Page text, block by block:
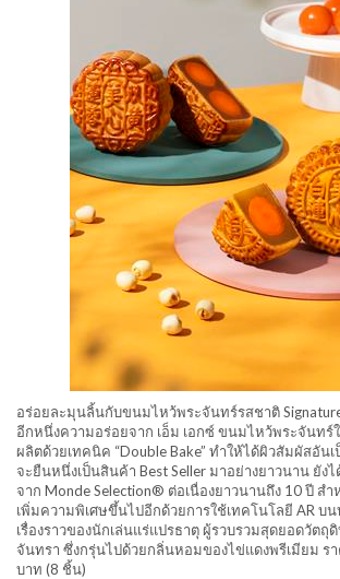
อร่อยละมุนลิ้นกับขนมไหว้พระจันทร์รสชาติ
อีกหนึ่งความอร่อยจาก เอ็ม เอกซ์ ขนมไหว้พระจันทร์
ผลิตด้วยเทคนิค “Double Bake” ทำให้ได้ผิวสัมผัสอัน
จะยืนหนึ่งเป็นสินค้า Best Seller มาอย่างยาวนาน ยัง
จาก Monde Selection® ต่อเนื่องยาวนานถึง 10 ปี สำ
เพิ่มความพิเศษขึ้นไปอีกด้วยการใช้เทคโนโลยี AR บ
เรื่องราวของนักเล่นแร่แปรธาตุ ผู้รวบรวมสุดยอดวัตถุ
จันทรา ซึ่งกรุ่นไปด้วยกลิ่นหอมของไข่แดงพรีเมียม ร
บาท (8 ชิ้น)